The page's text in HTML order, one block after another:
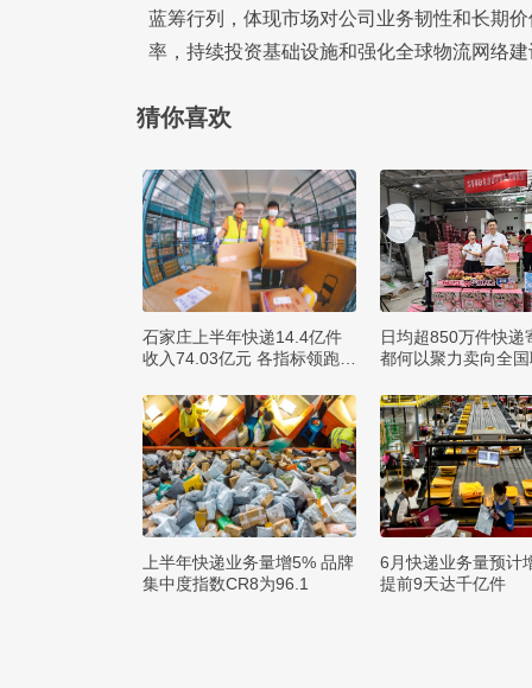
蓝筹行列，体现市场对公司业务韧性和长期
率，持续投资基础设施和强化全球物流网络
猜你喜欢
石家庄上半年快递14.4亿件
收入74.03亿元 各指标领跑全
日均超850万件快递
都何以聚力卖向全
上半年快递业务量增5% 品牌
集中度指数CR8为96.1
6月快递业务量预计
提前9天达千亿件